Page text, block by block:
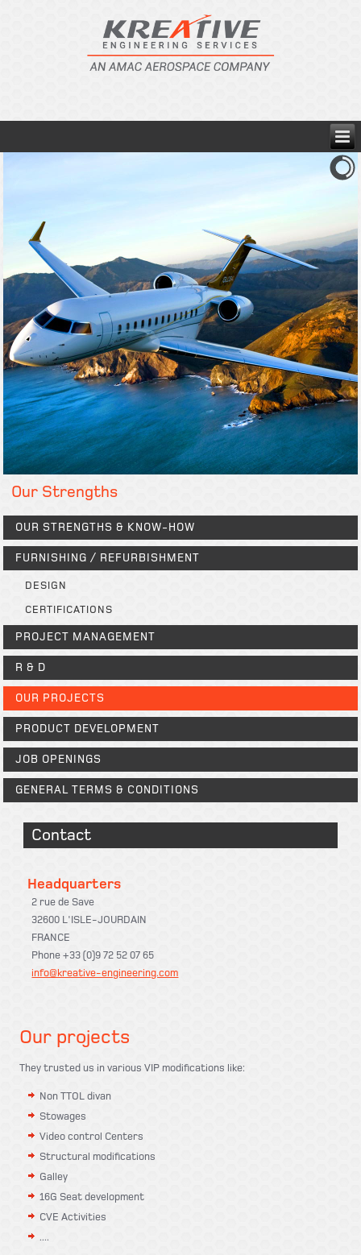
Our Strengths
OUR STRENGTHS & KNOW-HOW
FURNISHING / REFURBISHMENT
DESIGN
CERTIFICATIONS
PROJECT MANAGEMENT
R & D
OUR PROJECTS
PRODUCT DEVELOPMENT
JOB OPENINGS
GENERAL TERMS & CONDITIONS
Contact
Headquarters
2 rue de Save
32600 L'ISLE-JOURDAIN
FRANCE
Phone +33 (0)9 72 52 07 65
info@kreative-engineering.com
Our projects
They trusted us in various VIP modifications like:
Non TTOL divan
Stowages
Video control Centers
Structural modifications
Galley
16G Seat development
CVE Activities
....